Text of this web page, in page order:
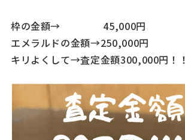
枠の金額→ 45,000円
エメラルドの金額→250,000円
キリよくして→査定金額300,000円！！